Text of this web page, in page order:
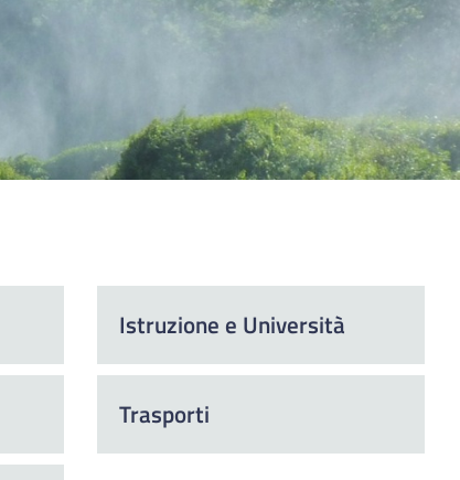
Istruzione e Università
Trasporti